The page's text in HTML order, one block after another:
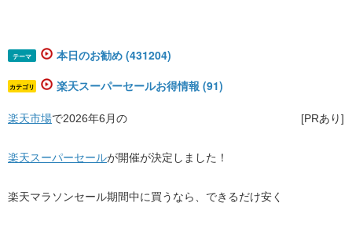
テーマ 本日のお勧め (431204)
カテゴリ 楽天スーパーセールお得情報 (91)
楽天市場で2026年6月の [PRあり]
楽天スーパーセールが開催が決定しました！
楽天マラソンセール期間中に買うなら、できるだけ安く